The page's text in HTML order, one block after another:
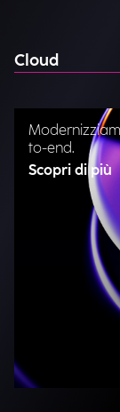
Cloud
to-end.
Scopri di più